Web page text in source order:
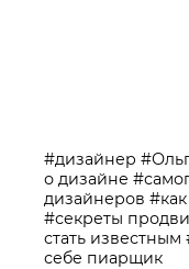
#дизайнер
о дизайне
дизайнеров
#секреты
стать известным
себе пиарщик